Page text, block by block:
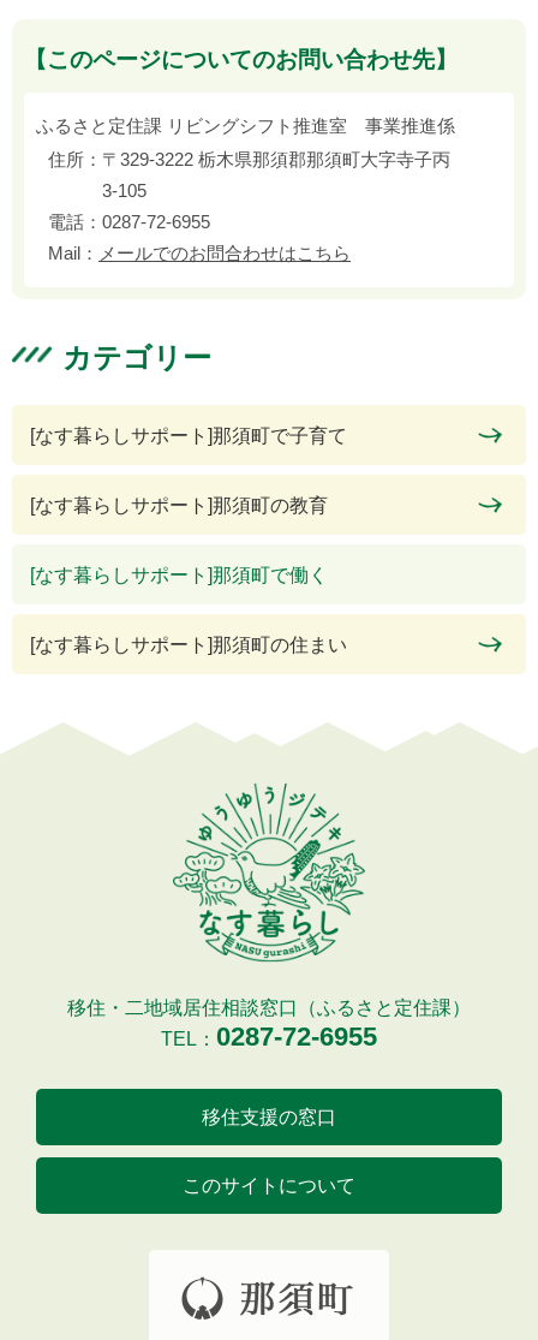
【このページについてのお問い合わせ先】
ふるさと定住課 リビングシフト推進室 事業推進係
住所： 〒329-3222 栃木県那須郡那須町大字寺子丙
3-105
電話： 0287-72-6955
Mail： メールでのお問合わせはこちら
カテゴリー
[なす暮らしサポート]那須町で子育て
[なす暮らしサポート]那須町の教育
[なす暮らしサポート]那須町で働く
[なす暮らしサポート]那須町の住まい
移住・二地域居住相談窓口（ふるさと定住課）
TEL： 0287-72-6955
移住支援の窓口
このサイトについて